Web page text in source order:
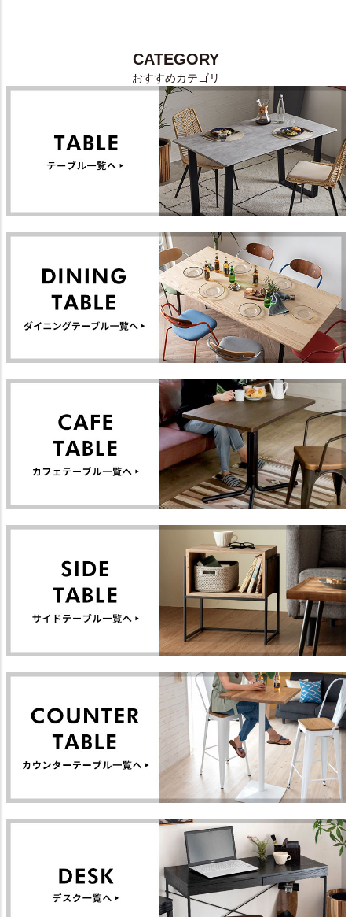
CATEGORY
おすすめカテゴリ